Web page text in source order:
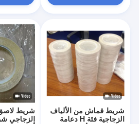
شريط لاصق من القماش
شريط لاصق مزدوج الجوانب
الشريط اللاصق PET
صب الاستثمار الدقيق
لوح العزل الكهربائي
شريط
الزجاجي
شريط قماش من الألياف
الزجاجية فئة H دعامة